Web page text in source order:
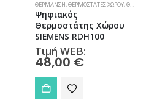
ΘΈΡΜΑΝΣΗ,ΘΕΡΜΟΣΤΆΤΕΣ ΧΏΡΟΥ,ΘΕΡΜΟΣΤΆΤΕΣ ΧΏΡΟΥ
Ψηφιακός
Θερμοστάτης Χώρου
SIEMENS RDH100
Τιμή WEB:
48,00 €